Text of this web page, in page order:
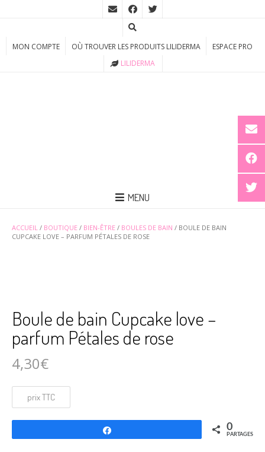
MON COMPTE OÙ TROUVER LES PRODUITS LILIDERMA
ESPACE PRO
LILIDERMA
MENU
ACCUEIL / BOUTIQUE / BIEN-ÊTRE / BOULES DE BAIN / BOULE DE BAIN
CUPCAKE LOVE – PARFUM PÉTALES DE ROSE
Boule de bain Cupcake love –
parfum Pétales de rose
4,30€
0
PARTAGES